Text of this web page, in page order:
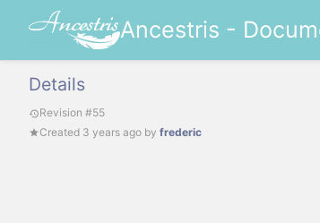
Ancestris -
Details
Revision #55
Created 3 years ago by frederic